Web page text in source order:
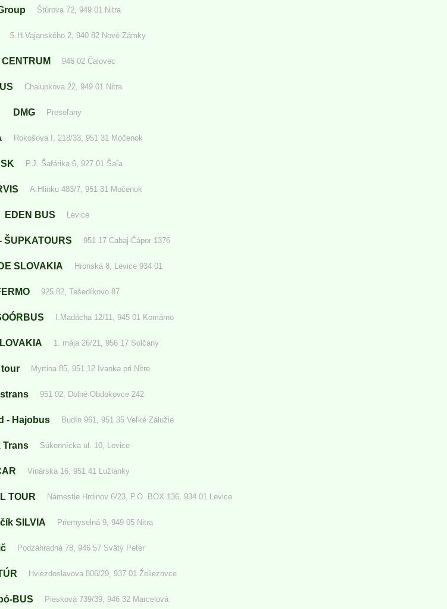
Štúrova 72, 949 01 Nitra
S.H.Vajanského 2, 940 82 Nové Zámky
CENTRUM 946 02 Čalovec
Chalupkova 22, 949 01 Nitra
DMG Preseľany
Rokošova I. 218/33, 951 31 Močenok
P.J. Šafárika 6, 927 01 Šaľa
A.Hlinku 483/7, 951 31 Močenok
EDEN BUS Levice
ŠUPKATOURS 951 17 Cabaj-Čápor 1376
SLOVAKIA Hronská 8, Levice 934 01
925 82, Tešedíkovo 87
I.Madácha 12/11, 945 01 Komárno
1. mája 26/21, 956 17 Solčany
tour Myrtina 85, 951 12 Ivanka pri Nitre
951 02, Dolné Obdokovce 242
- Hajobus Budín 961, 951 35 Veľké Zálužie
Trans Súkennícka ul. 10, Levice
Vinárska 16, 951 41 Lužianky
TOUR Námestie Hrdinov 6/23, P.O. BOX 136, 934 01 Levice
SILVIA Priemyselná 9, 949 05 Nitra
Podzáhradná 78, 946 57 Svätý Peter
Hviezdoslavova 806/29, 937 01 Želiezovce
BUS Piesková 739/39, 946 32 Marcelová